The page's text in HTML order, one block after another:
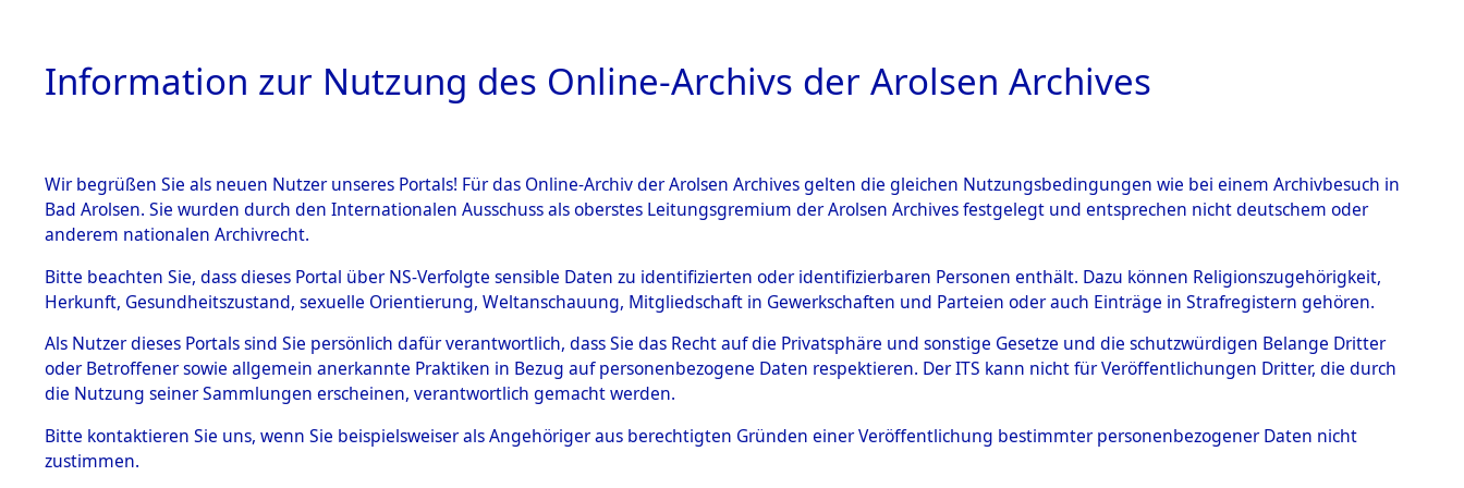
HOME BESTANDSBESCHREIBUNG ARCHIVALE ÜBERSICHT BILD
BESTÄNDE
Inhaftierungsdoku
mente
5. Verschiedenes
Todesmärsche
5.3.1 Alliierte
Auswertungen von Daten über unbekannte ausländische
Todesopfer und unbekannte Todesopfer aus
Konzentrationslagern und deren Grabstätten.→0003 (84610232)
→0057 (84610289)
Information zur Nutzung des Online-Archivs der Arolsen Archives
Wir begrüßen Sie als neuen Nutzer unseres Portals! Für das Online-Archiv der Arolsen Archives gelten die gleichen Nutzungsbedingungen wie bei einem Archivbesuch in
Bad Arolsen. Sie wurden durch den Internationalen Ausschuss als oberstes Leitungsgremium der Arolsen Archives festgelegt und entsprechen nicht deutschem oder
anderem nationalen Archivrecht.
Bitte beachten Sie, dass dieses Portal über NS-Verfolgte sensible Daten zu identifizierten oder identifizierbaren Personen enthält. Dazu können Religionszugehörigkeit,
Herkunft, Gesundheitszustand, sexuelle Orientierung, Weltanschauung, Mitgliedschaft in Gewerkschaften und Parteien oder auch Einträge in Strafregistern gehören.
Als Nutzer dieses Portals sind Sie persönlich dafür verantwortlich, dass Sie das Recht auf die Privatsphäre und sonstige Gesetze und die schutzwürdigen Belange Dritter
oder Betroffener sowie allgemein anerkannte Praktiken in Bezug auf personenbezogene Daten respektieren. Der ITS kann nicht für Veröffentlichungen Dritter, die durch
die Nutzung seiner Sammlungen erscheinen, verantwortlich gemacht werden.
Bitte kontaktieren Sie uns, wenn Sie beispielsweiser als Angehöriger aus berechtigten Gründen einer Veröffentlichung bestimmter personenbezogener Daten nicht
zustimmen.